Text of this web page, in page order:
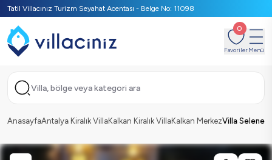
Tatil Villacınız Turizm Seyahat Acentası - Belge No: 11098
0
FavorilerMenü
Villa, bölge veya kategori ara
AnasayfaAntalya Kiralık VillaKalkan Kiralık VillaKalkan MerkezVilla Selene